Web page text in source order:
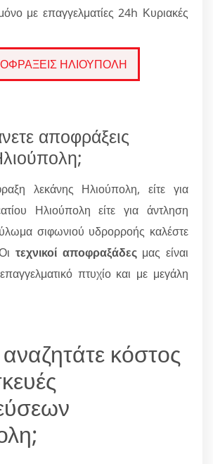
με επαγγελματίες 24h Κυριακές
ΗΛΙΟΥΠΟΛΗ
αποφράξεις
λεκάνης Ηλιούπολη, είτε για
Ηλιούπολη είτε για άντληση
σιφωνιού υδρορροής καλέστε
τεχνικοί αποφραξάδεςμας είναι
πτυχίο και με μεγάλη
κόστος